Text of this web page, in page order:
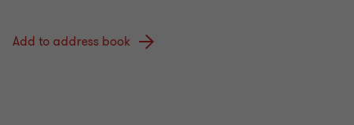
Add to address book